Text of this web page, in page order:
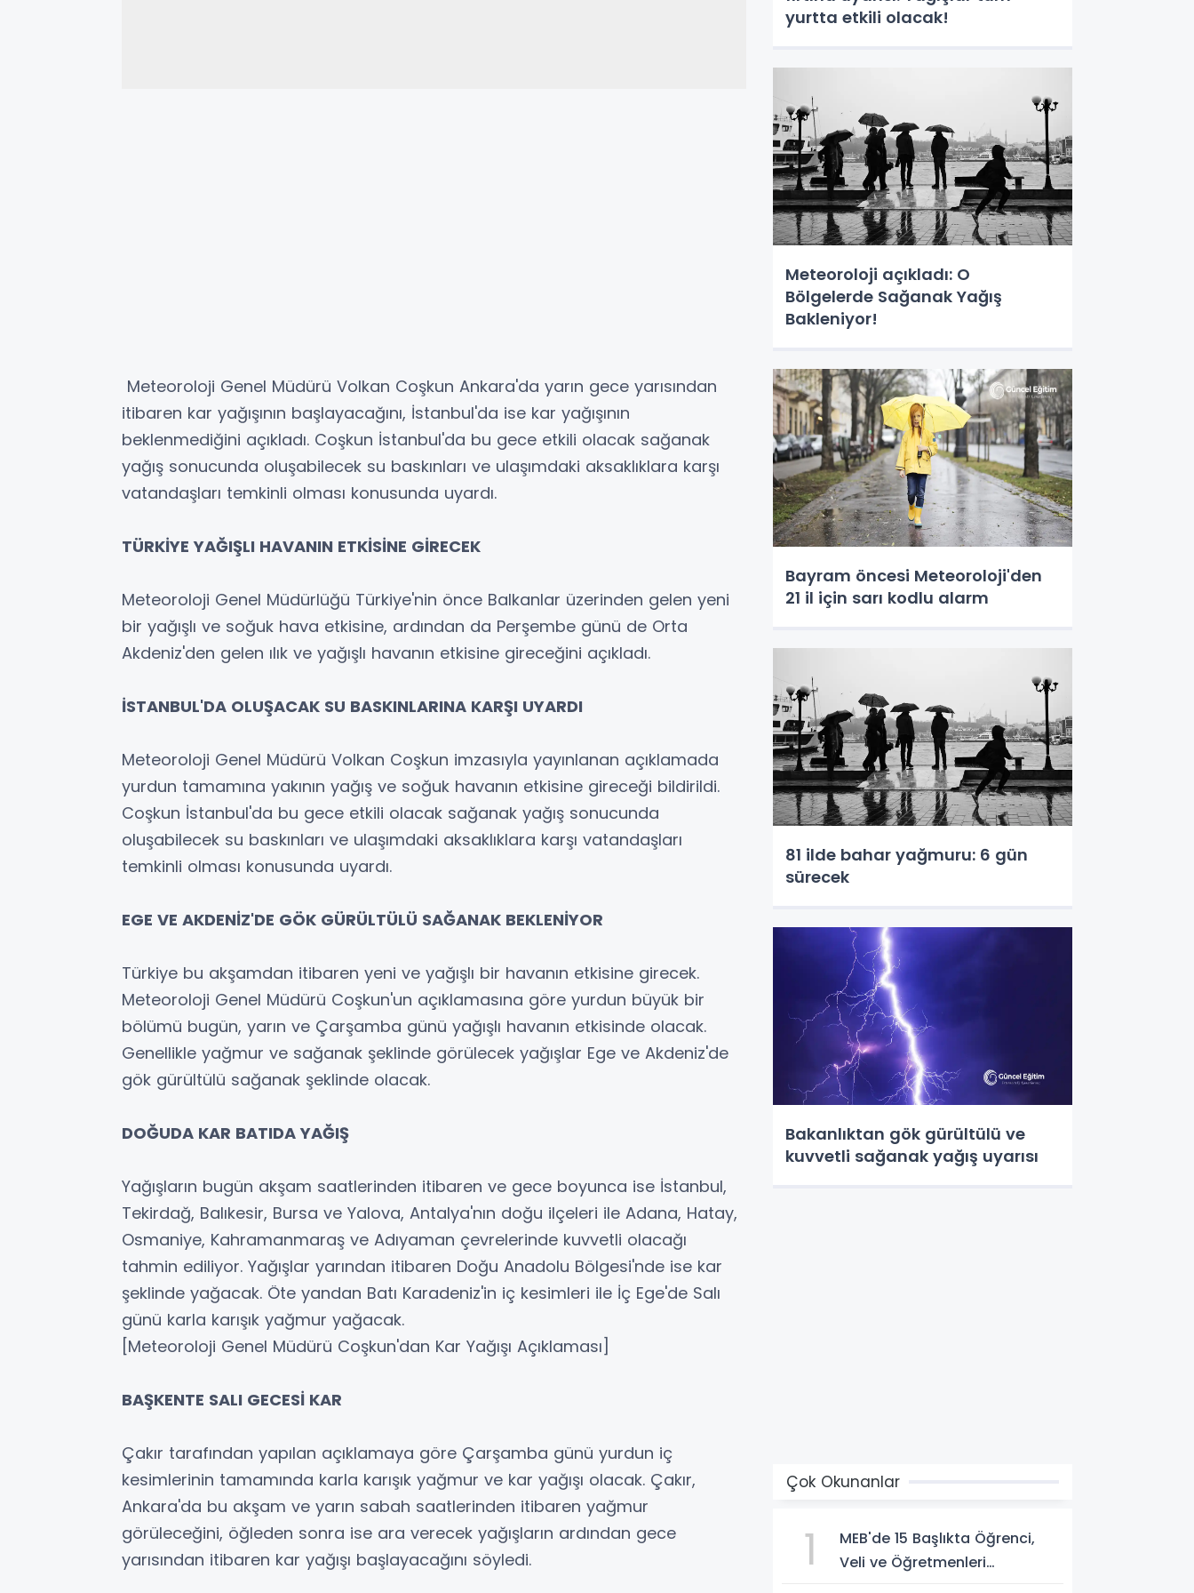
Meteoroloji Genel Müdürü Volkan Coşkun Ankara'da yarın gece yarısından
itibaren kar yağışının başlayacağını, İstanbul'da ise kar yağışının
beklenmediğini açıkladı. Coşkun İstanbul'da bu gece etkili olacak sağanak
yağış sonucunda oluşabilecek su baskınları ve ulaşımdaki aksaklıklara karşı
vatandaşları temkinli olması konusunda uyardı.
TÜRKİYE YAĞIŞLI HAVANIN ETKİSİNE GİRECEK
Meteoroloji Genel Müdürlüğü Türkiye'nin önce Balkanlar üzerinden gelen yeni
bir yağışlı ve soğuk hava etkisine, ardından da Perşembe günü de Orta
Akdeniz'den gelen ılık ve yağışlı havanın etkisine gireceğini açıkladı.
İSTANBUL'DA OLUŞACAK SU BASKINLARINA KARŞI UYARDI
Meteoroloji Genel Müdürü Volkan Coşkun imzasıyla yayınlanan açıklamada
yurdun tamamına yakının yağış ve soğuk havanın etkisine gireceği bildirildi.
Coşkun İstanbul'da bu gece etkili olacak sağanak yağış sonucunda
oluşabilecek su baskınları ve ulaşımdaki aksaklıklara karşı vatandaşları
temkinli olması konusunda uyardı.
EGE VE AKDENİZ'DE GÖK GÜRÜLTÜLÜ SAĞANAK BEKLENİYOR
Türkiye bu akşamdan itibaren yeni ve yağışlı bir havanın etkisine girecek.
Meteoroloji Genel Müdürü Coşkun'un açıklamasına göre yurdun büyük bir
bölümü bugün, yarın ve Çarşamba günü yağışlı havanın etkisinde olacak.
Genellikle yağmur ve sağanak şeklinde görülecek yağışlar Ege ve Akdeniz'de
gök gürültülü sağanak şeklinde olacak.
DOĞUDA KAR BATIDA YAĞIŞ
Yağışların bugün akşam saatlerinden itibaren ve gece boyunca ise İstanbul,
Tekirdağ, Balıkesir, Bursa ve Yalova, Antalya'nın doğu ilçeleri ile Adana, Hatay,
Osmaniye, Kahramanmaraş ve Adıyaman çevrelerinde kuvvetli olacağı
tahmin ediliyor. Yağışlar yarından itibaren Doğu Anadolu Bölgesi'nde ise kar
şeklinde yağacak. Öte yandan Batı Karadeniz'in iç kesimleri ile İç Ege'de Salı
günü karla karışık yağmur yağacak.
[Meteoroloji Genel Müdürü Coşkun'dan Kar Yağışı Açıklaması]
BAŞKENTE SALI GECESİ KAR
Çakır tarafından yapılan açıklamaya göre Çarşamba günü yurdun iç
kesimlerinin tamamında karla karışık yağmur ve kar yağışı olacak. Çakır,
Ankara'da bu akşam ve yarın sabah saatlerinden itibaren yağmur
görüleceğini, öğleden sonra ise ara verecek yağışların ardından gece
yarısından itibaren kar yağışı başlayacağını söyledi.
yurtta etkili olacak!
Meteoroloji açıkladı: O
Bölgelerde Sağanak Yağış
Bakleniyor!
Bayram öncesi Meteoroloji'den
21 il için sarı kodlu alarm
81 ilde bahar yağmuru: 6 gün
sürecek
Bakanlıktan gök gürültülü ve
kuvvetli sağanak yağış uyarısı
Çok Okunanlar
1
MEB'de 15 Başlıkta Öğrenci,
Veli ve Öğretmenleri